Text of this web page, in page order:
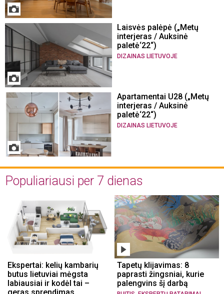
Laisvės palėpė („Metų
interjeras / Auksinė
paletė‘22“)
DIZAINAS LIETUVOJE
Apartamentai U28 („Metų
interjeras / Auksinė
paletė‘22“)
DIZAINAS LIETUVOJE
Populiariausi per 7 dienas
Ekspertai: kelių kambarių
butus lietuviai mėgsta
labiausiai ir kodėl tai –
Tapetų klijavimas: 8
paprasti žingsniai, kurie
palengvins šį darbą